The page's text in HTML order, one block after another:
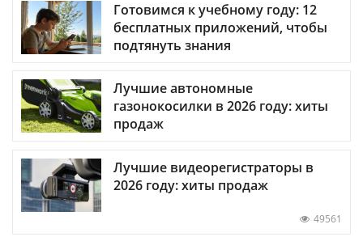
Готовимся к учебному году: 12
бесплатных приложений, чтобы
подтянуть знания
Лучшие автономные
газонокосилки в 2026 году: хиты
продаж
Лучшие видеорегистраторы в
2026 году: хиты продаж
49561